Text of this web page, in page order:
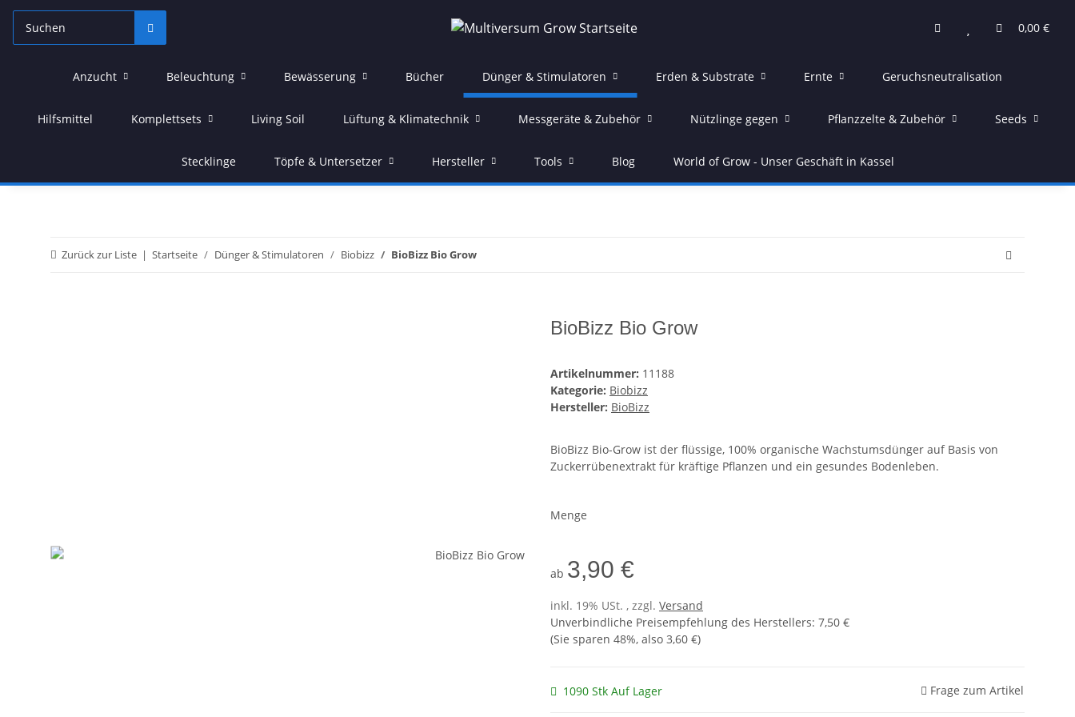
0,00 €
Anzucht Beleuchtung Bewässerung Bücher Dünger & Stimulatoren Erden & Substrate Ernte Geruchsneutralisation
Hilfsmittel Komplettsets Living Soil Lüftung & Klimatechnik Messgeräte & Zubehör Nützlinge gegen Pflanzzelte & Zubehör Seeds
Stecklinge Töpfe & Untersetzer Hersteller Tools Blog World of Grow - Unser Geschäft in Kassel
Zurück zur Liste Startseite Dünger & Stimulatoren Biobizz BioBizz Bio Grow
BioBizz Bio Grow
Artikelnummer: 11188
Kategorie: Biobizz
Hersteller: BioBizz
BioBizz Bio-Grow ist der flüssige, 100% organische Wachstumsdünger auf Basis von
Zuckerrübenextrakt für kräftige Pflanzen und ein gesundes Bodenleben.
Menge
ab 3,90 €
inkl. 19% USt. , zzgl. Versand
Unverbindliche Preisempfehlung des Herstellers: 7,50 €
(Sie sparen 48%, also 3,60 €)
1090 Stk Auf Lager Frage zum Artikel